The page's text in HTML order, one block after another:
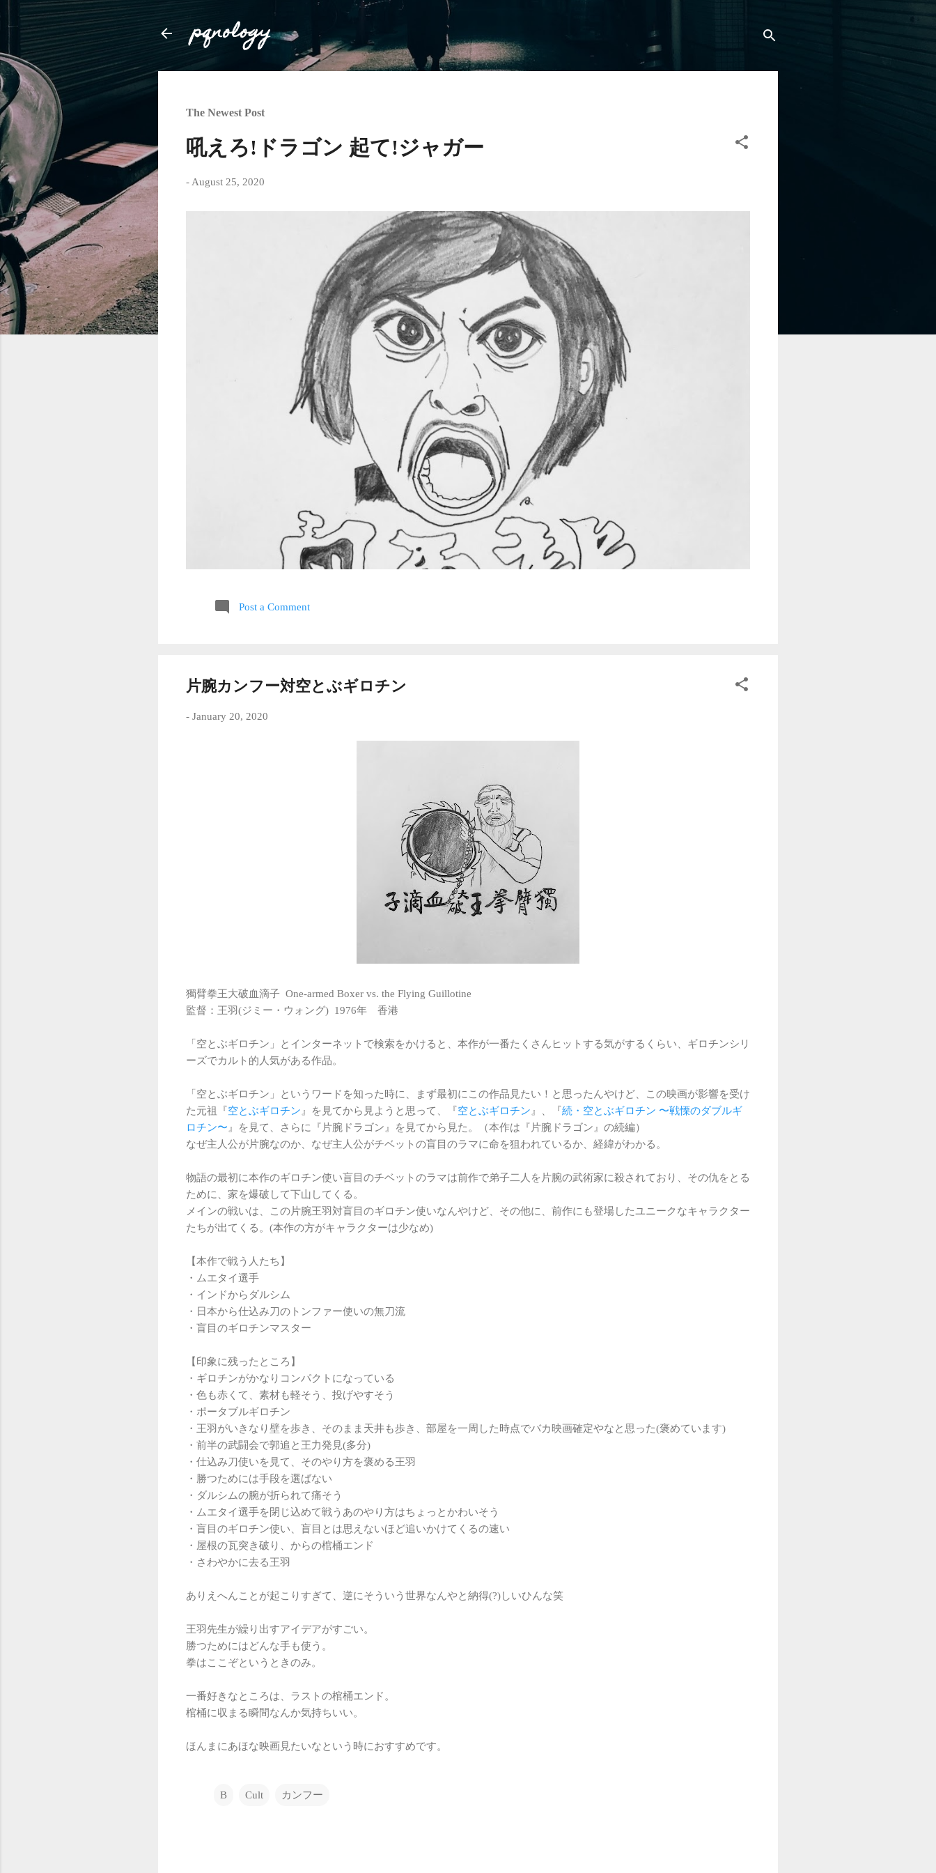
Skip to main content
pqnology
The Newest Post
吼えろ!ドラゴン 起て!ジャガー
- August 25, 2020
Post a Comment
片腕カンフー対空とぶギロチン
- January 20, 2020
獨臂拳王大破血滴子 One-armed Boxer vs. the Flying Guillotine
監督：王羽(ジミー・ウォング) 1976年 香港
「空とぶギロチン」とインターネットで検索をかけると、本作が一番たくさんヒットする気がするくらい、ギロチンシリ
ーズでカルト的人気がある作品。
「空とぶギロチン」というワードを知った時に、まず最初にこの作品見たい！と思ったんやけど、この映画が影響を受け
た元祖『空とぶギロチン 』を見てから見ようと思って、『空とぶギロチン 』、『続・空とぶギロチン 〜戦慄のダブルギ
ロチン〜 』を見て、さらに『片腕ドラゴン』を見てから見た。（本作は『片腕ドラゴン』の続編）
なぜ主人公が片腕なのか、なぜ主人公がチベットの盲目のラマに命を狙われているか、経緯がわかる。
物語の最初に本作のギロチン使い盲目のチベットのラマは前作で弟子二人を片腕の武術家に殺されており、その仇をとる
ために、家を爆破して下山してくる。
メインの戦いは、この片腕王羽対盲目のギロチン使いなんやけど、その他に、前作にも登場したユニークなキャラクター
たちが出てくる。(本作の方がキャラクターは少なめ)
【本作で戦う人たち】
・ムエタイ選手
・インドからダルシム
・日本から仕込み刀のトンファー使いの無刀流
・盲目のギロチンマスター
【印象に残ったところ】
・ギロチンがかなりコンパクトになっている
・色も赤くて、素材も軽そう、投げやすそう
・ポータブルギロチン
・王羽がいきなり壁を歩き、そのまま天井も歩き、部屋を一周した時点でバカ映画確定やなと思った(褒めています)
・前半の武闘会で郭追と王力発見(多分)
・仕込み刀使いを見て、そのやり方を褒める王羽
・勝つためには手段を選ばない
・ダルシムの腕が折られて痛そう
・ムエタイ選手を閉じ込めて戦うあのやり方はちょっとかわいそう
・盲目のギロチン使い、盲目とは思えないほど追いかけてくるの速い
・屋根の瓦突き破り、からの棺桶エンド
・さわやかに去る王羽
ありえへんことが起こりすぎて、逆にそういう世界なんやと納得(?)しいひんな笑
王羽先生が繰り出すアイデアがすごい。
勝つためにはどんな手も使う。
拳はここぞというときのみ。
一番好きなところは、ラストの棺桶エンド。
棺桶に収まる瞬間なんか気持ちいい。
ほんまにあほな映画見たいなという時におすすめです。
B Cult カンフー